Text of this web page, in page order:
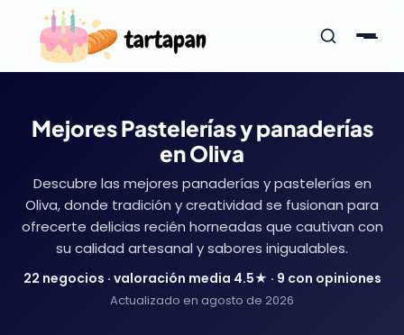
Mejores Pastelerías y panaderías
en Oliva
Descubre las mejores panaderías y pastelerías en
Oliva, donde tradición y creatividad se fusionan para
ofrecerte delicias recién horneadas que cautivan con
su calidad artesanal y sabores inigualables.
22 negocios · valoración media 4.5★ · 9 con opiniones
Actualizado en agosto de 2026